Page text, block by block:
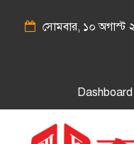
সোমবার, ১০ অগাস্ট
Dashboard